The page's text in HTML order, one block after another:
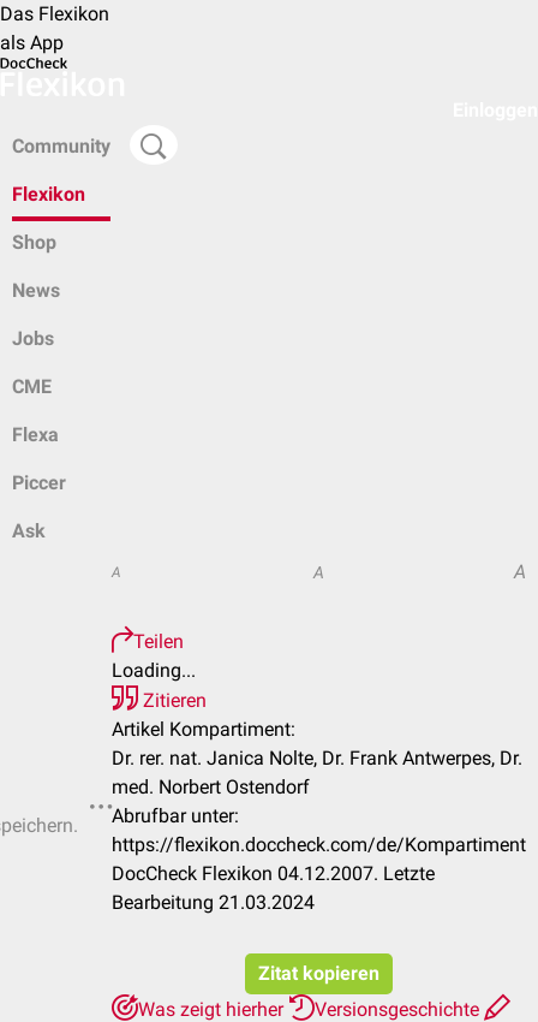
Das Flexikon
als App
Community
Flexikon
Shop
News
Jobs
CME
Flexa
Piccer
Ask
A A A
Teilen
Loading...
Zitieren
Artikel Kompartiment:
Dr. rer. nat. Janica Nolte, Dr. Frank Antwerpes, Dr.
med. Norbert Ostendorf
Abrufbar unter:
https://flexikon.doccheck.com/de/Kompartiment
DocCheck Flexikon 04.12.2007. Letzte
Bearbeitung 21.03.2024
Zitat kopieren
Was zeigt hierher
Versionsgeschichte